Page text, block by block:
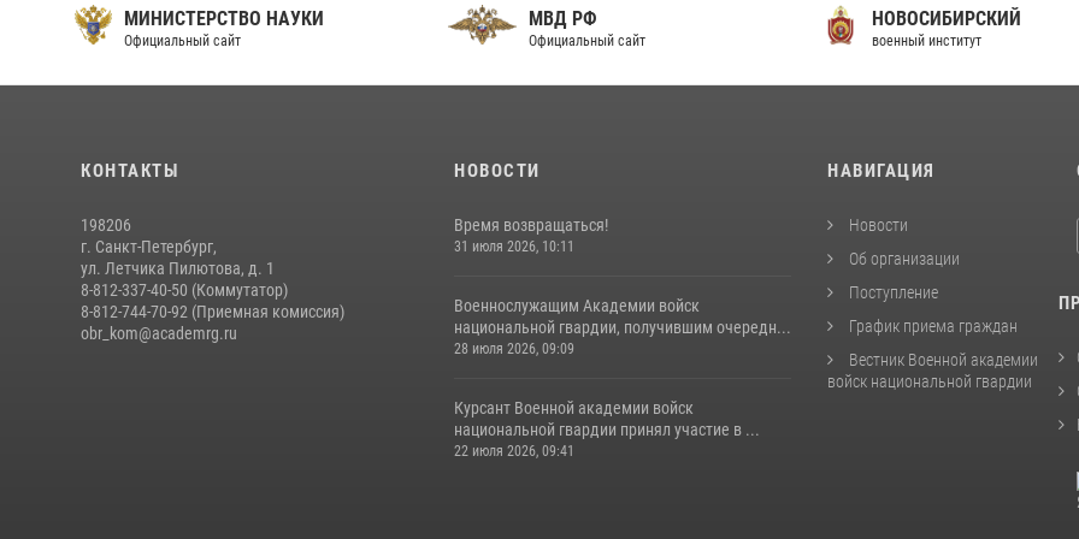
МИНИСТЕРСТВО НАУКИ
Официальный сайт
МВД РФ
Официальный сайт
НОВОСИБИРСКИЙ
военный институт
КОНТАКТЫ
198206
г. Санкт-Петербург,
ул. Летчика Пилютова, д. 1
8-812-337-40-50 (Коммутатор)
8-812-744-70-92 (Приемная комиссия)
obr_kom@academrg.ru
НОВОСТИ
Время возвращаться!
31 июля 2026, 10:11
Военнослужащим Академии войск
национальной гвардии, получившим очередн...
28 июля 2026, 09:09
Курсант Военной академии войск
национальной гвардии принял участие в ...
22 июля 2026, 09:41
НАВИГАЦИЯ
Новости
Об организации
Поступление
График приема граждан
Вестник Военной академии
войск национальной гвардии